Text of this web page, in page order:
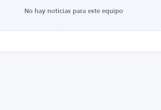
No hay noticias para este equipo